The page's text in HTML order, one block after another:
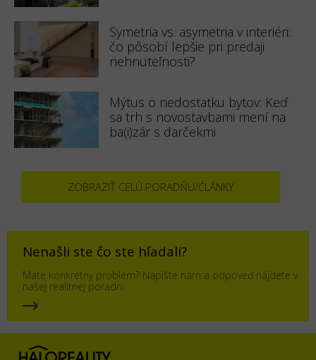
Symetria vs. asymetria v interiéri:
čo pôsobí lepšie pri predaji
nehnuteľnosti?
Mýtus o nedostatku bytov: Keď
sa trh s novostavbami mení na
ba(i)zár s darčekmi
ZOBRAZIŤ CELÚ PORADŇU/ČLÁNKY
Nenašli ste čo ste hľadali?
Máte konkrétny problém? Napíšte nám a odpoveď nájdete v
našej realitnej poradni.